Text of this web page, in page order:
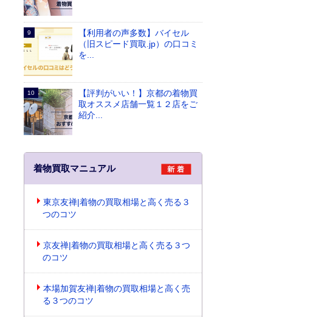
【利用者の声多数】バイセル
（旧スピード買取.jp）の口コミ
を...
【評判がいい！】京都の着物買
取オススメ店舗一覧１２店をご
紹介...
着物買取マニュアル
東京友禅|着物の買取相場と高く売る３
つのコツ
京友禅|着物の買取相場と高く売る３つ
のコツ
本場加賀友禅|着物の買取相場と高く売
る３つのコツ